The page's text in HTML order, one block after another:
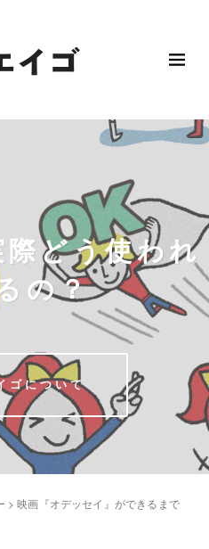
どう使われ
の？
ゴについて
>映画『オデッセイ』ができるまで